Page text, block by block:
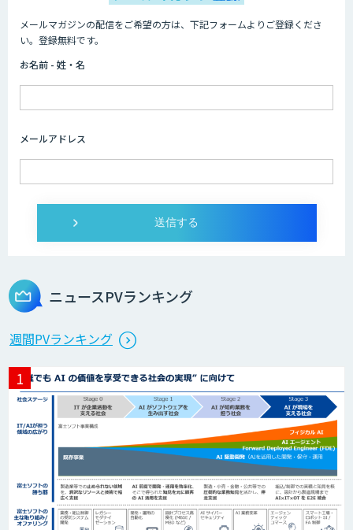
メールマガジンの配信をご希望の方は、下記フォームよりご登録くださ
い。登録無料です。
お名前 - 姓・名
メールアドレス
ニュースPVランキング
週間PVランキング